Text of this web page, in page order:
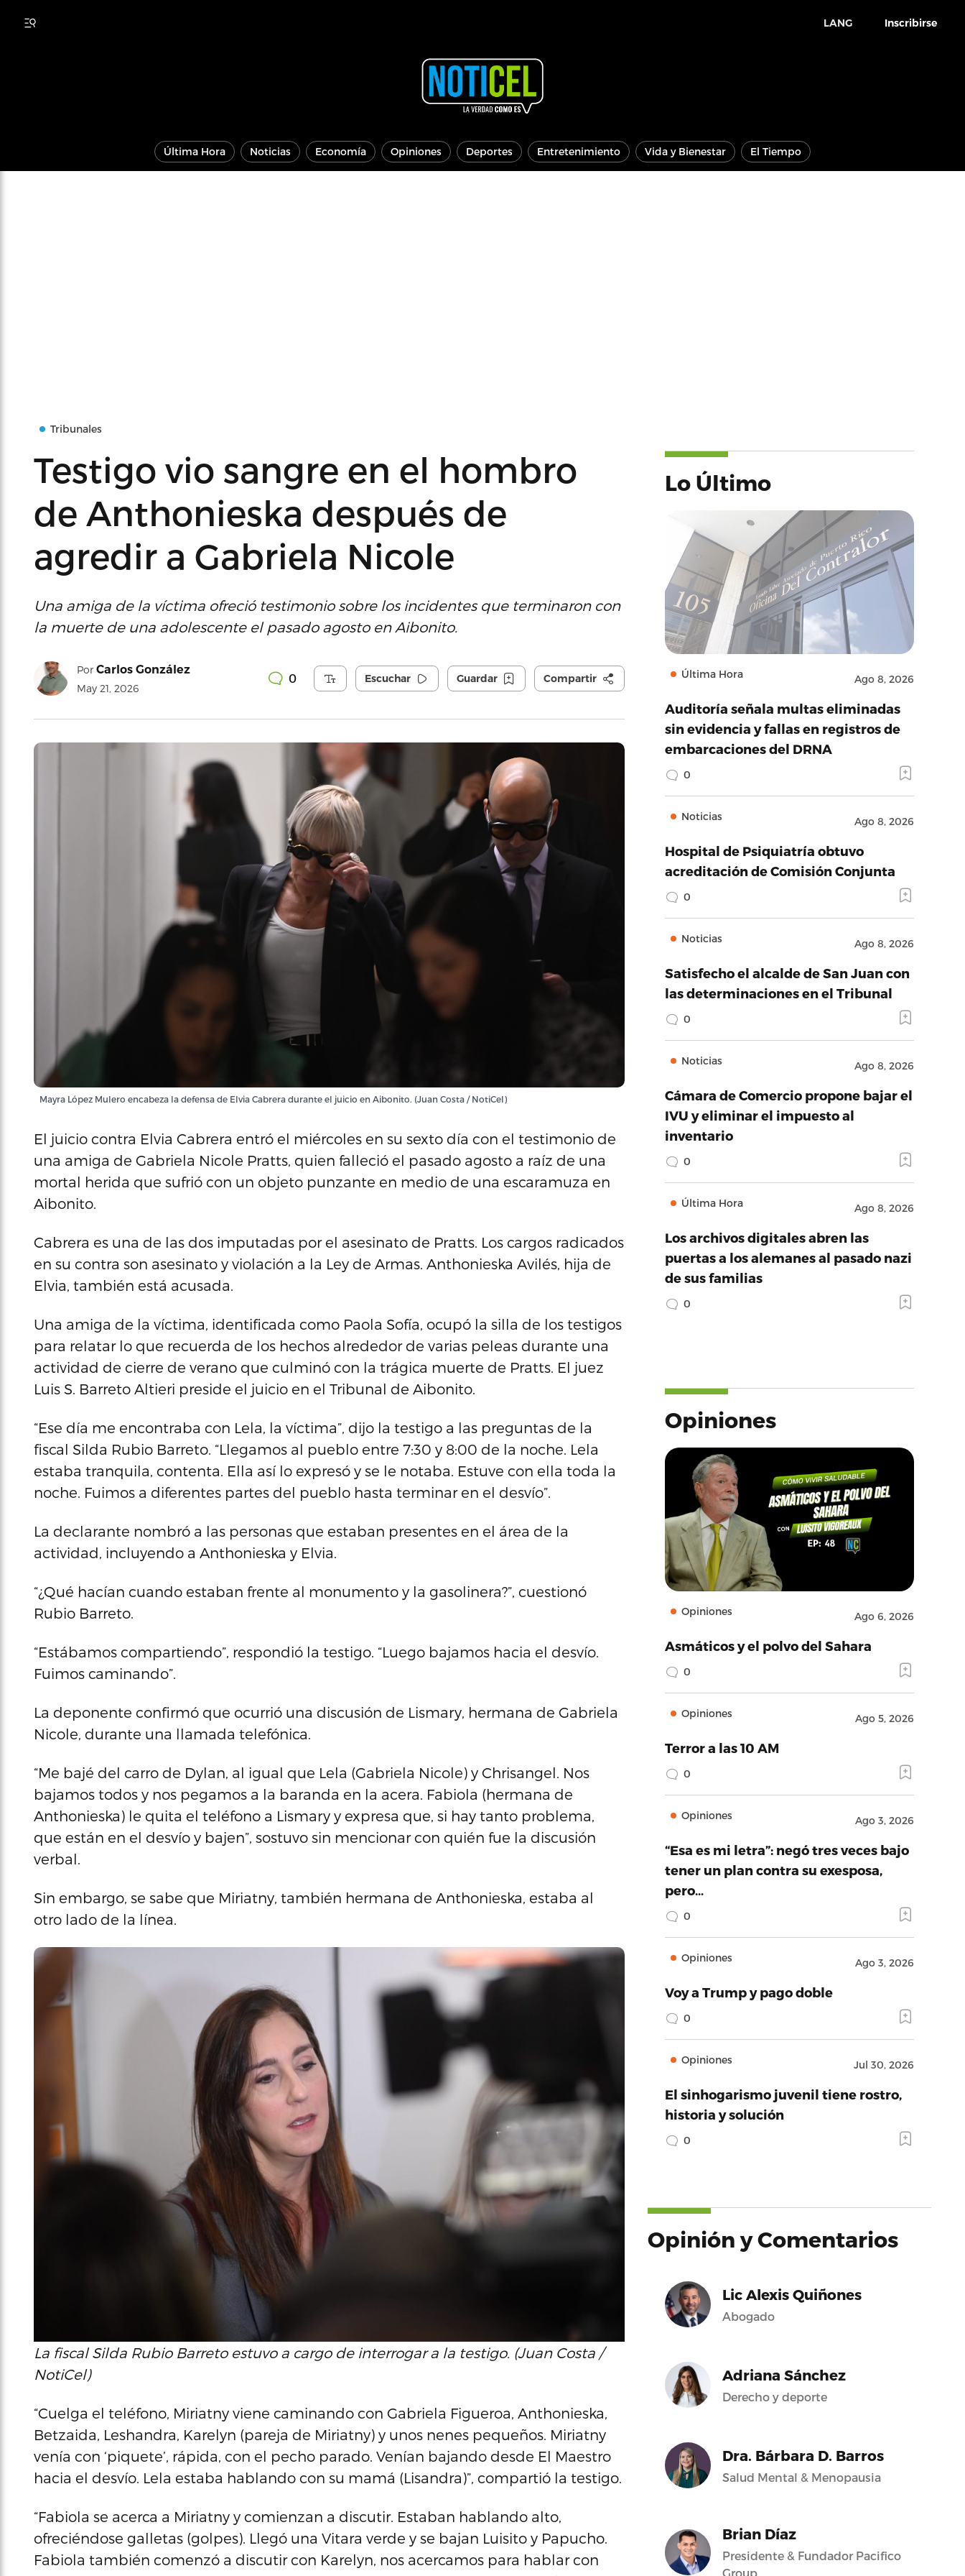
LANG Inscribirse
Última Hora Noticias Economía Opiniones Deportes Entretenimiento Vida y Bienestar El Tiempo
Tribunales
Testigo vio sangre en el hombro
de Anthonieska después de
agredir a Gabriela Nicole
Una amiga de la víctima ofreció testimonio sobre los incidentes que terminaron con
la muerte de una adolescente el pasado agosto en Aibonito.
Por Carlos González
May 21, 2026
0 Escuchar Guardar Compartir
Mayra López Mulero encabeza la defensa de Elvia Cabrera durante el juicio en Aibonito. (Juan Costa / NotiCel)
El juicio contra Elvia Cabrera entró el miércoles en su sexto día con el testimonio de
una amiga de Gabriela Nicole Pratts, quien falleció el pasado agosto a raíz de una
mortal herida que sufrió con un objeto punzante en medio de una escaramuza en
Aibonito.
Cabrera es una de las dos imputadas por el asesinato de Pratts. Los cargos radicados
en su contra son asesinato y violación a la Ley de Armas. Anthonieska Avilés, hija de
Elvia, también está acusada.
Una amiga de la víctima, identificada como Paola Sofía, ocupó la silla de los testigos
para relatar lo que recuerda de los hechos alrededor de varias peleas durante una
actividad de cierre de verano que culminó con la trágica muerte de Pratts. El juez
Luis S. Barreto Altieri preside el juicio en el Tribunal de Aibonito.
“Ese día me encontraba con Lela, la víctima”, dijo la testigo a las preguntas de la
fiscal Silda Rubio Barreto. “Llegamos al pueblo entre 7:30 y 8:00 de la noche. Lela
estaba tranquila, contenta. Ella así lo expresó y se le notaba. Estuve con ella toda la
noche. Fuimos a diferentes partes del pueblo hasta terminar en el desvío”.
La declarante nombró a las personas que estaban presentes en el área de la
actividad, incluyendo a Anthonieska y Elvia.
“¿Qué hacían cuando estaban frente al monumento y la gasolinera?”, cuestionó
Rubio Barreto.
“Estábamos compartiendo”, respondió la testigo. “Luego bajamos hacia el desvío.
Fuimos caminando”.
La deponente confirmó que ocurrió una discusión de Lismary, hermana de Gabriela
Nicole, durante una llamada telefónica.
“Me bajé del carro de Dylan, al igual que Lela (Gabriela Nicole) y Chrisangel. Nos
bajamos todos y nos pegamos a la baranda en la acera. Fabiola (hermana de
Anthonieska) le quita el teléfono a Lismary y expresa que, si hay tanto problema,
que están en el desvío y bajen”, sostuvo sin mencionar con quién fue la discusión
verbal.
Sin embargo, se sabe que Miriatny, también hermana de Anthonieska, estaba al
otro lado de la línea.
La fiscal Silda Rubio Barreto estuvo a cargo de interrogar a la testigo. (Juan Costa /
NotiCel)
“Cuelga el teléfono, Miriatny viene caminando con Gabriela Figueroa, Anthonieska,
Betzaida, Leshandra, Karelyn (pareja de Miriatny) y unos nenes pequeños. Miriatny
venía con ‘piquete’, rápida, con el pecho parado. Venían bajando desde El Maestro
hacia el desvío. Lela estaba hablando con su mamá (Lisandra)”, compartió la testigo.
“Fabiola se acerca a Miriatny y comienzan a discutir. Estaban hablando alto,
ofreciéndose galletas (golpes). Llegó una Vitara verde y se bajan Luisito y Papucho.
Fabiola también comenzó a discutir con Karelyn, nos acercamos para hablar con
Lo Último
Última Hora Ago 8, 2026
Auditoría señala multas eliminadas
sin evidencia y fallas en registros de
embarcaciones del DRNA
0
Noticias Ago 8, 2026
Hospital de Psiquiatría obtuvo
acreditación de Comisión Conjunta
0
Noticias Ago 8, 2026
Satisfecho el alcalde de San Juan con
las determinaciones en el Tribunal
0
Noticias Ago 8, 2026
Cámara de Comercio propone bajar el
IVU y eliminar el impuesto al
inventario
0
Última Hora Ago 8, 2026
Los archivos digitales abren las
puertas a los alemanes al pasado nazi
de sus familias
0
Opiniones
Opiniones Ago 6, 2026
Asmáticos y el polvo del Sahara
0
Opiniones Ago 5, 2026
Terror a las 10 AM
0
Opiniones Ago 3, 2026
“Esa es mi letra”: negó tres veces bajo
tener un plan contra su exesposa,
pero…
0
Opiniones Ago 3, 2026
Voy a Trump y pago doble
0
Opiniones Jul 30, 2026
El sinhogarismo juvenil tiene rostro,
historia y solución
0
Opinión y Comentarios
Lic Alexis Quiñones
Abogado
Adriana Sánchez
Derecho y deporte
Dra. Bárbara D. Barros
Salud Mental & Menopausia
Brian Díaz
Presidente & Fundador Pacifico
Group